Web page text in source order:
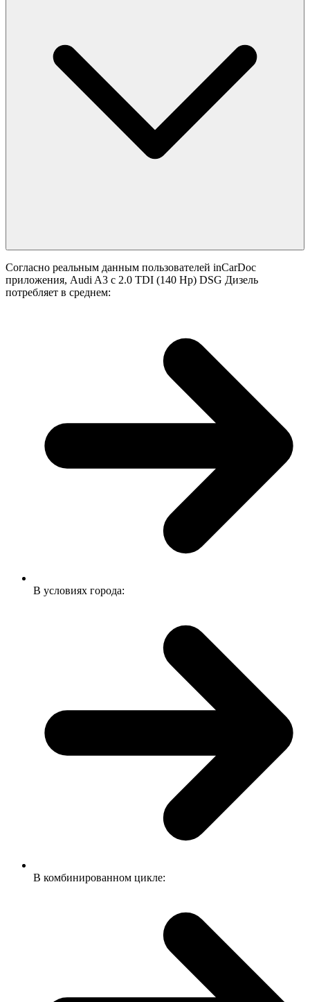
Согласно реальным данным пользователей inCarDoc
приложения, Audi A3 с 2.0 TDI (140 Hp) DSG Дизель
потребляет в среднем:
В условиях города:
В комбинированном цикле: